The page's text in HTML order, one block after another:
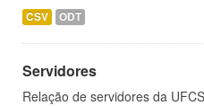
CSV ODT
Servidores
Relação de servidores da